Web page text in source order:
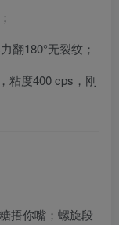
翻180°无裂纹；
粘度400 cps，刚
捂你嘴；螺旋段